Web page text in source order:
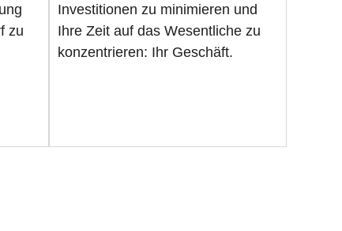
zu
Investitionen zu minimieren und
Ihre Zeit auf das Wesentliche zu
konzentrieren: Ihr Geschäft.